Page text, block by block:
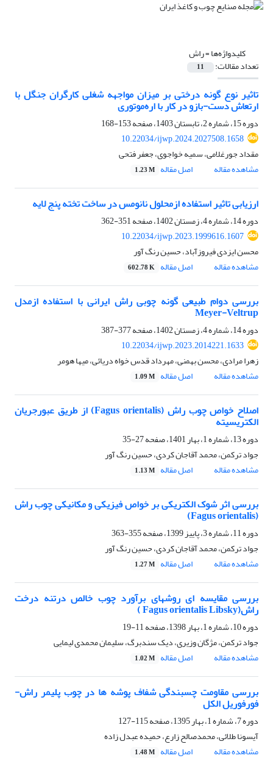
کلیدواژه‌ها =راش
تعداد مقالات: 11
تاثیر نوع گونه درختی بر میزان مواجهه شغلی کارگران جنگل با
ارتعاش دست-بازو در کار با اره‌موتوری
دوره 15، شماره 2، تابستان 1403، صفحه
153-168
10.22034/ijwp.2024.2027508.1658
مقداد جورغلامی، سمیه خواجوی، جعفر فتحی
مشاهده مقاله
اصل مقاله 1.23 M
ارزیابی تاثیر استفاده ازمحلول نانومس در ساخت تخته پنج لایه
دوره 14، شماره 4، زمستان 1402، صفحه
351-362
10.22034/ijwp.2023.1999616.1607
محسن ایزدی فیروزآباد، حسین رنگ آور
مشاهده مقاله
اصل مقاله 602.78 K
بررسی دوام طبیعی گونه چوبی راش ایرانی با استفاده ازمدل
Meyer-Veltrup
دوره 14، شماره 4، زمستان 1402، صفحه
377-387
10.22034/ijwp.2023.2014221.1633
زهرا مرادی، محسن بهمنی، مهرداد قدس خواه دریائی، میها هومر
مشاهده مقاله
اصل مقاله 1.09 M
اصلاح خواص چوب راش (Fagus orientalis) از طریق عبورجریان
الکتریسیته
دوره 13، شماره 1، بهار 1401، صفحه
27-35
جواد ترکمن، محمد آقاجان کردی، حسین رنگ آور
مشاهده مقاله
اصل مقاله 1.13 M
بررسی اثر شوک الکتریکی بر خواص فیزیکی و مکانیکی چوب راش
(Fagus orientalis)
دوره 11، شماره 3، پاییز 1399، صفحه
355-363
جواد ترکمن، محمد آقاجان کردی، حسین رنگ آور
مشاهده مقاله
اصل مقاله 1.27 M
بررسی مقایسه ای روشهای برآورد چوب خالص درتنه درخت
راش(Fagus orientalis Libsky )
دوره 10، شماره 1، بهار 1398، صفحه
11-19
جواد ترکمن، مژگان وزیری، دیک سندبرگ، سلیمان محمدی لیمایی
مشاهده مقاله
اصل مقاله 1.02 M
بررسی مقاومت چسبندگی شفاف پوشه ها در چوب پلیمر راش-
فورفوریل الکل
دوره 7، شماره 1، بهار 1395، صفحه
115-127
آیسونا طلائی، محمدصالح زارع، حمیده عبدل زاده
مشاهده مقاله
اصل مقاله 1.48 M